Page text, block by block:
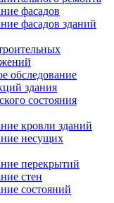
фасадов
фасадов зданий
обследование
здания
состояния
кровли зданий
несущих
перекрытий
стен
состояний